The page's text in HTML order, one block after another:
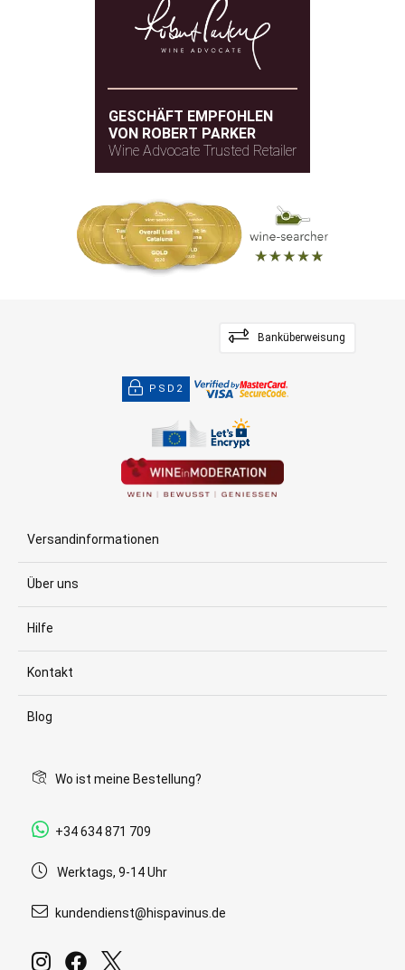
GESCHÄFT EMPFOHLEN
VON ROBERT PARKER
Wine Advocate Trusted Retailer
Banküberweisung
PSD2
Versandinformationen
Über uns
Hilfe
Kontakt
Blog
Wo ist meine Bestellung?
+34 634 871 709
Werktags, 9-14 Uhr
kundendienst@hispavinus.de